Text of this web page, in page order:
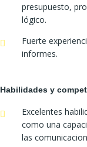
presupuesto,
lógico.
Fuerte
informes.
Habilidades y
Excelentes
como una
las